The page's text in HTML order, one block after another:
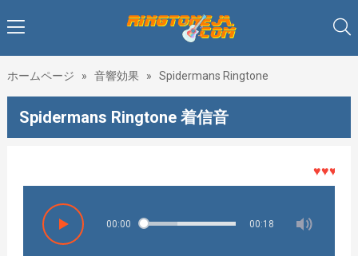
ホームページ » 音響効果 » Spidermans Ringtone
Spidermans Ringtone 着信音
♥♥♥着メ
00:00 00:18